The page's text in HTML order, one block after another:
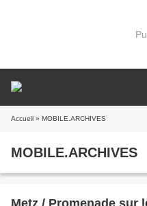
Accueil » MOBILE.ARCHIVES
MOBILE.ARCHIVES
Metz / Promenade sur